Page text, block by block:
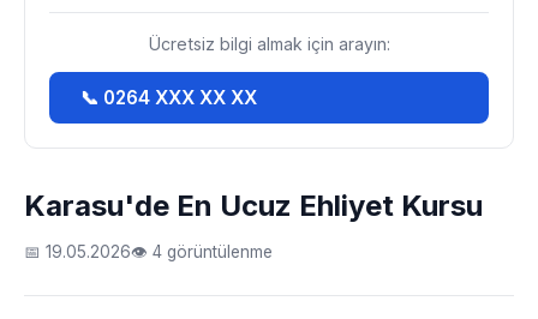
Karasu'de En Ucuz Ehliyet Kursu
📅 19.05.2026👁 4 görüntülenme
Ücretsiz bilgi almak için arayın:
📞 0264 XXX XX XX